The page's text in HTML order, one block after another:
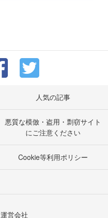
人気の記事
悪質な模倣・盗用・剽窃サイト
にご注意ください
Cookie等利用ポリシー
運営会社